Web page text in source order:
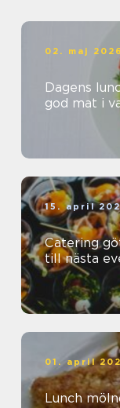
02. maj 2026
Dagens lunch
god mat i
15. april
Catering göteborg så
till nästa
01. april
Lunch mölndal god mat,